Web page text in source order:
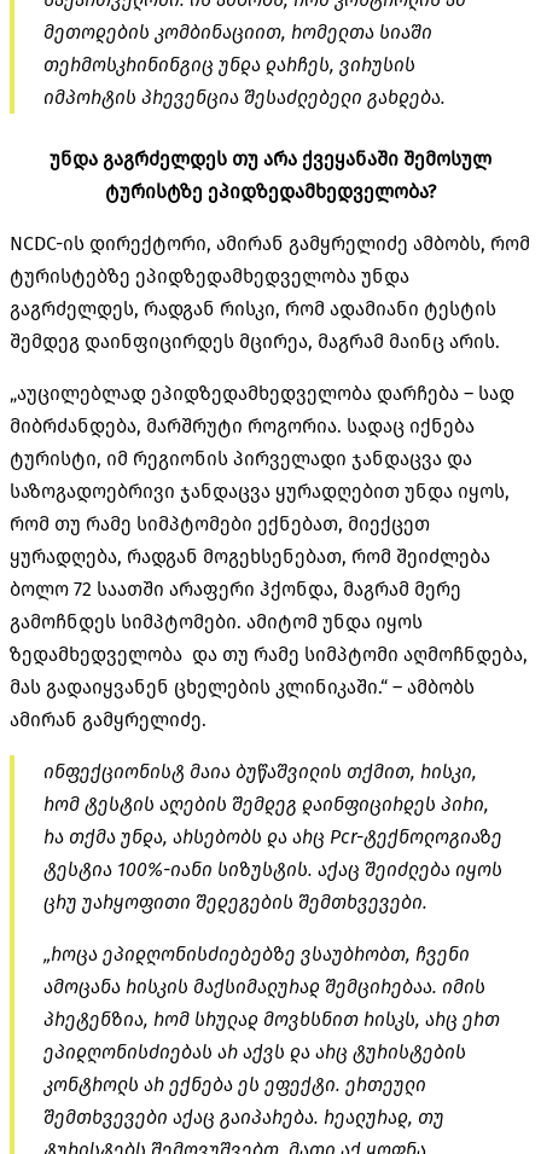
მეთოდების კომბინაციით, რომელთა სიაში
თერმოსკრინინგიც უნდა დარჩეს, ვირუსის
იმპორტის პრევენცია შესაძლებელი გახდება.
უნდა გაგრძელდეს თუ არა ქვეყანაში შემოსულ
ტურისტზე ეპიდზედამხედველობა?
NCDC-ის დირექტორი, ამირან გამყრელიძე ამბობს, რომ
ტურისტებზე ეპიდზედამხედველობა უნდა
გაგრძელდეს, რადგან რისკი, რომ ადამიანი ტესტის
შემდეგ დაინფიცირდეს მცირეა, მაგრამ მაინც არის.
„აუცილებლად ეპიდზედამხედველობა დარჩება – სად
მიბრძანდება, მარშრუტი როგორია. სადაც იქნება
ტურისტი, იმ რეგიონის პირველადი ჯანდაცვა და
საზოგადოებრივი ჯანდაცვა ყურადღებით უნდა იყოს,
რომ თუ რამე სიმპტომები ექნებათ, მიექცეთ
ყურადღება, რადგან მოგეხსენებათ, რომ შეიძლება
ბოლო 72 საათში არაფერი ჰქონდა, მაგრამ მერე
გამოჩნდეს სიმპტომები. ამიტომ უნდა იყოს
ზედამხედველობა და თუ რამე სიმპტომი აღმოჩნდება,
მას გადაიყვანენ ცხელების კლინიკაში.“ – ამბობს
ამირან გამყრელიძე.
ინფექციონისტ მაია ბუწაშვილის თქმით, რისკი,
რომ ტესტის აღების შემდეგ დაინფიცირდეს პირი,
რა თქმა უნდა, არსებობს და არც Pcr-ტექნოლოგიაზე
ტესტია 100%-იანი სიზუსტის. აქაც შეიძლება იყოს
ცრუ უარყოფითი შედეგების შემთხვევები.
„როცა ეპიდღონისძიებებზე ვსაუბრობთ, ჩვენი
ამოცანა რისკის მაქსიმალურად შემცირებაა. იმის
პრეტენზია, რომ სრულად მოვხსნით რისკს, არც ერთ
ეპიდღონისძიებას არ აქვს და არც ტურისტების
კონტროლს არ ექნება ეს ეფექტი. ერთეული
შემთხვევები აქაც გაიპარება. რეალურად, თუ
ტურისტებს შემოვუშვებთ, მათი აქ ყოფნა